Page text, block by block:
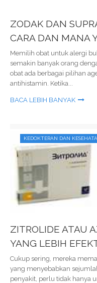
ZODAK DAN
CARA DAN MANA
Memilih obat untuk alergi
semakin banyak orang
obat ada berbagai pilihan
antihistamin. Ketika...
BACA LEBIH BANYAK
KEDOKTERAN DAN
ZITROLIDE ATAU
YANG LEBIH
Cukup sering, mereka
yang menyebabkan
penyakit, perlu tidak hanya